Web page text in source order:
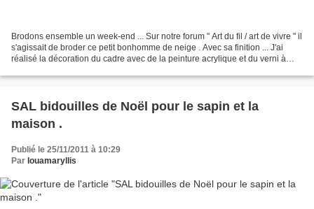
Brodons ensemble un week-end ... Sur notre forum " Art du fil / art de vivre " il
s'agissait de broder ce petit bonhomme de neige . Avec sa finition ... J'ai
réalisé la décoration du cadre avec de la peinture acrylique et du verni à
SAL bidouilles de Noël pour le sapin et la
maison .
Publié le 25/11/2011 à 10:29
Par louamaryllis